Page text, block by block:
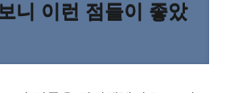
니 이런 점들이 좋았